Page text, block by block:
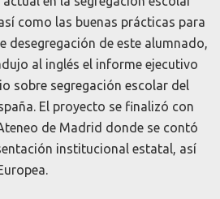
como las buenas prácticas para
desegregación de este alumnado,
al inglés el informe ejecutivo
sobre segregación escolar del
. El proyecto se finalizó con
de Madrid donde se contó
institucional estatal, así